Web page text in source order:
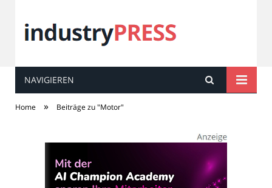
industryPRESS
NAVIGIEREN
Home » Beiträge zu "Motor"